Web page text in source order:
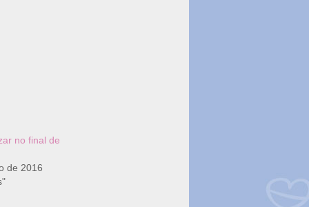
no final de
de 2016